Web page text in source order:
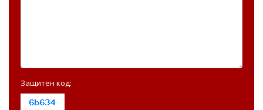
Защитен код: